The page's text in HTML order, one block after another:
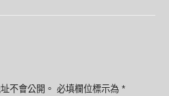
不會公開。 必填欄位標示為 *